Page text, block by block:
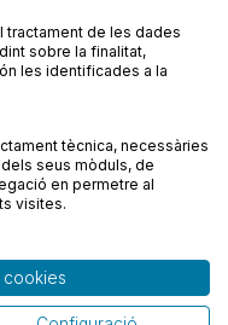
d’ús
privadesa
FAQs
reservats
tractament de les dades
sobre la finalitat,
les identificades a la
tècnica, necessàries
seus mòduls, de
en permetre al
visites.